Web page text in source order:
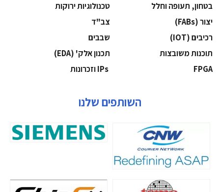
בטחון, תעופה וחלל
‫טכנולוגיות ירוקות‬
‫יצור (‪(FABs‬‬
‫צב"ד‬
‫רכיבים‬ (IOT)
‫שבבים‬
‫תוכנות משובצות‬
‫תכנון אלק' (‪(EDA‬‬
‫‪FPGA‬‬
השותפים שלנו